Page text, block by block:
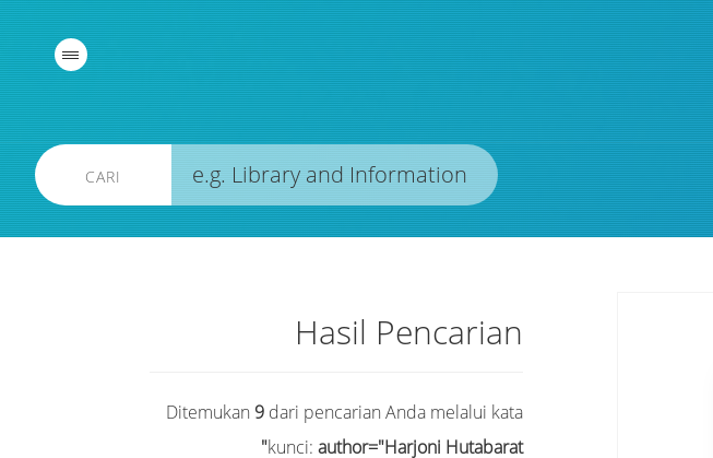
CARI
Hasil Pencarian
Ditemukan 9dari pencarian Anda melalui kata
kunci: author="Harjoni Hutabarat"